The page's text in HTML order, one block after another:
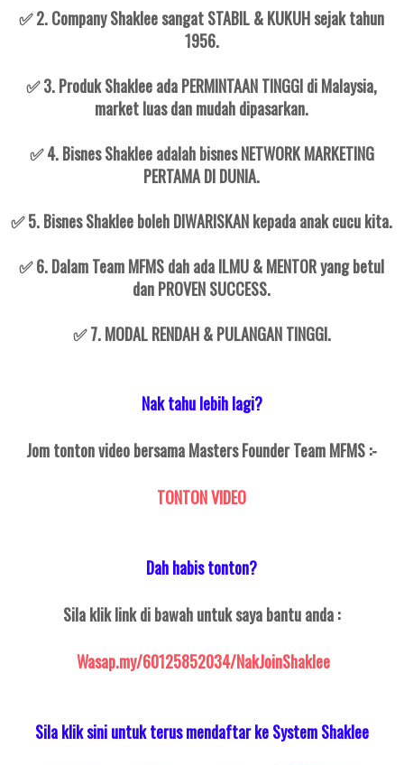
✅ 2. Company Shaklee sangat STABIL & KUKUH sejak tahun
1956.
✅ 3. Produk Shaklee ada PERMINTAAN TINGGI di Malaysia,
market luas dan mudah dipasarkan.
✅ 4. Bisnes Shaklee adalah bisnes NETWORK MARKETING
PERTAMA DI DUNIA.
✅ 5. Bisnes Shaklee boleh DIWARISKAN kepada anak cucu kita.
✅ 6. Dalam Team MFMS dah ada ILMU & MENTOR yang betul
dan PROVEN SUCCESS.
✅ 7. MODAL RENDAH & PULANGAN TINGGI.
Nak tahu lebih lagi?
Jom tonton video bersama Masters Founder Team MFMS :-
TONTON VIDEO
Dah habis tonton?
Sila klik link di bawah untuk saya bantu anda :
Wasap.my/60125852034/NakJoinShaklee
Sila klik sini untuk terus mendaftar ke System Shaklee